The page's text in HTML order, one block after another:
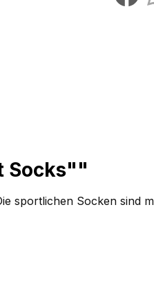
Socks""
sportlichen Socken sind